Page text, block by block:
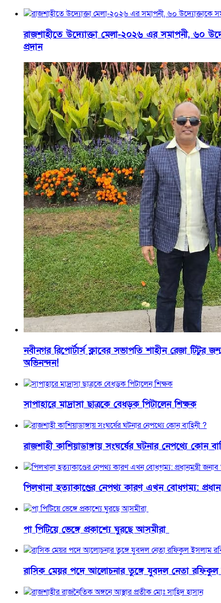
রাজশাহীতে উদ্যোক্তা মেলা-২০২৬ এর সমাপনী, ৬০
প্রদান
নবীনগর রিপোর্টার্স ক্লাবের সভাপতি শাহীন রেজা টিটুর
অভিনন্দন!
সাপাহারে মাদ্রাসা ছাত্রকে বেধড়ক পিটালেন শিক্ষক
রাজশাহী কাশিয়াডাঙ্গায় সংঘর্ষের ঘটনার নেপথ্যে কোন
পিলখানা হত্যাকাণ্ডের নেপথ্য কারণ এখন বোধগম্য:
পা পিটিয়ে ভেঙ্গে প্রকাশ্যে ঘুরছে আসমীরা
রাসিক মেয়র পদে আলোচনার তুঙ্গে যুবদল নেতা রফিকুল